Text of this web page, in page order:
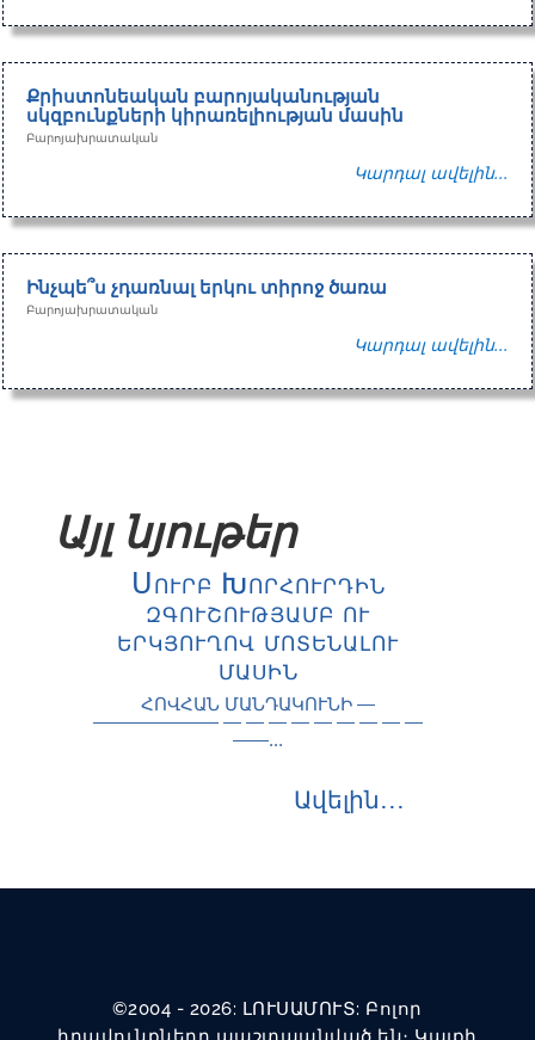
Քրիստոնեական բարոյականության
սկզբունքների կիրառելիության մասին
Բարոյախրատական
Կարդալ ավելին...
Ինչպե՞ս չդառնալ երկու տիրոջ ծառա
Բարոյախրատական
Կարդալ ավելին...
Այլ նյութեր
Սուրբ Խորհուրդին
զգուշությամբ ու
երկյուղով մոտենալու
մասին
ՀՈՎՀԱՆ ՄԱՆԴԱԿՈՒՆԻ —
——————— — — — — — — — — —
——...
Ավելին․․․
©2004 - 2026: ԼՈՒՍԱՄՈՒՏ: Բոլոր